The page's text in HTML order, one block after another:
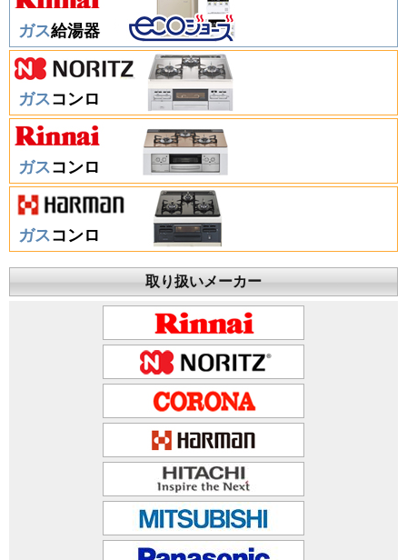
ガス給湯器
ガス コンロ
ガス コンロ
ガス コンロ
取り扱いメーカー